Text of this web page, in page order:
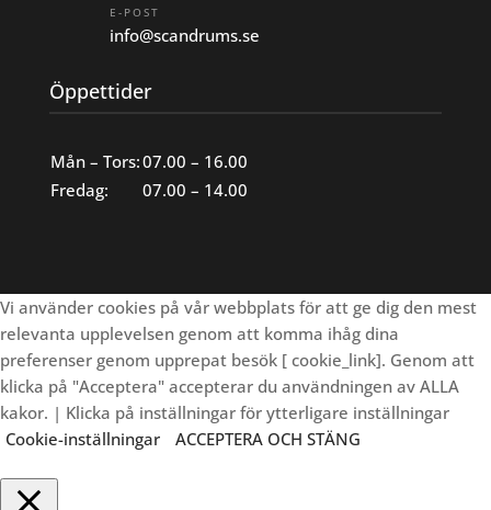
E-POST
info@scandrums.se
Öppettider
Mån – Tors:07.00 – 16.00
Fredag:
07.00 – 14.00
Vi använder cookies på vår webbplats för att ge dig den mest
relevanta upplevelsen genom att komma ihåg dina
preferenser genom upprepat besök [ cookie_link]. Genom att
klicka på "Acceptera" accepterar du användningen av ALLA
kakor. | Klicka på inställningar för ytterligare inställningar
Cookie-inställningar
ACCEPTERA OCH STÄNG